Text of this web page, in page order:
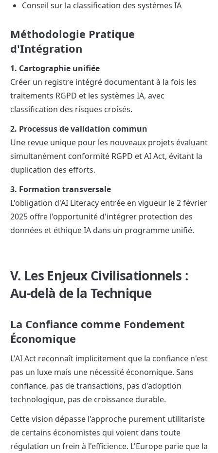
Conseil sur la classification des systèmes IA
Méthodologie Pratique
d'Intégration
1. Cartographie unifiée
Créer un registre intégré documentant à la fois les
traitements RGPD et les systèmes IA, avec
classification des risques croisés.
2. Processus de validation commun
Une revue unique pour les nouveaux projets évaluant
simultanément conformité RGPD et AI Act, évitant la
duplication des efforts.
3. Formation transversale
L'obligation d'AI Literacy entrée en vigueur le 2 février
2025 offre l'opportunité d'intégrer protection des
données et éthique IA dans un programme unifié.
V. Les Enjeux Civilisationnels :
Au-delà de la Technique
La Confiance comme Fondement
Économique
L'AI Act reconnaît implicitement que la confiance n'est
pas un luxe mais une nécessité économique. Sans
confiance, pas de transactions, pas d'adoption
technologique, pas de croissance durable.
Cette vision dépasse l'approche purement utilitariste
de certains économistes qui voient dans toute
régulation un frein à l'efficience. L'Europe parie que la